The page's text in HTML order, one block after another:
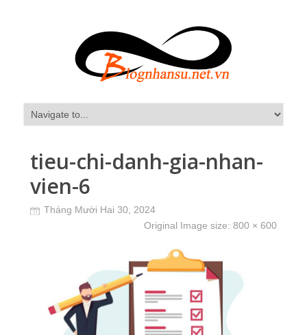
tieu-chi-danh-gia-nhan-
vien-6
Tháng Mười Hai 30, 2024
Original Image size: 800 × 600